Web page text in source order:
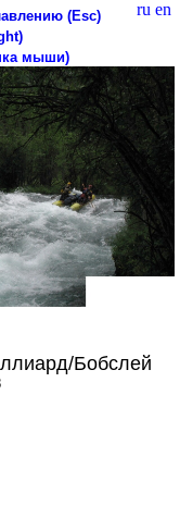
ru en
(Esc)
мыши)
Бобслей